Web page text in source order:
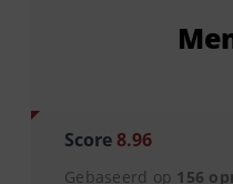
Score 8.96
Gebaseerd op 156